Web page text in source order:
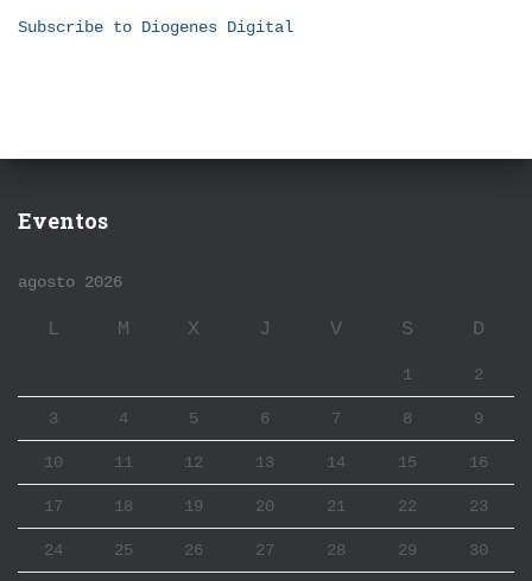
Subscribe to Diogenes Digital
Eventos
agosto 2026
L M X J V S D
1 2
3 4 5 6 7 8 9
10 11 12 13 14 15 16
17 18 19 20 21 22 23
24 25 26 27 28 29 30